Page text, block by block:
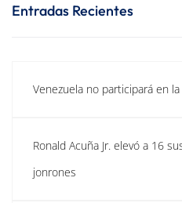
Entradas Recientes
Venezuela no participará en
Ronald Acuña Jr. elevó a 16
jonrones